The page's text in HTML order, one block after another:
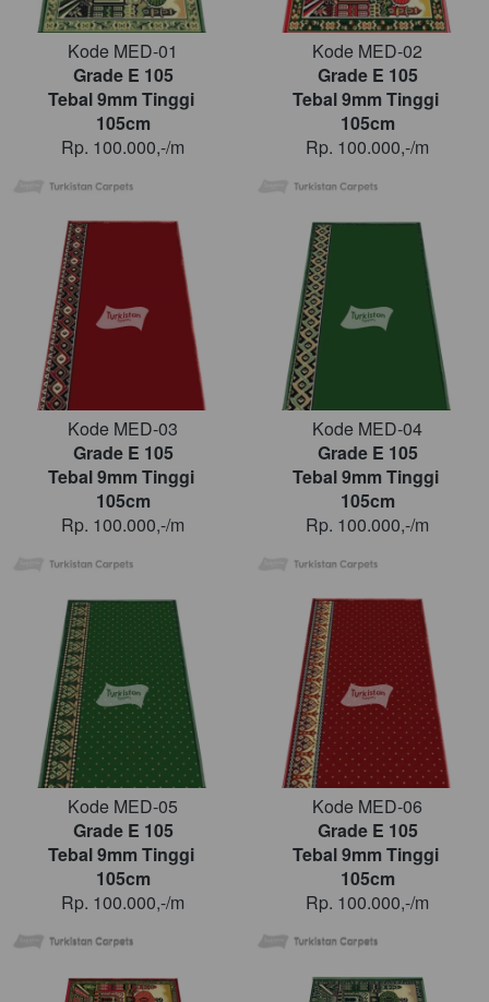
Kode MED-01
Grade E 105
Tebal 9mm Tinggi
105cm
Rp. 100.000,-/m
Kode MED-02
Grade E 105
Tebal 9mm Tinggi
105cm
Rp. 100.000,-/m
Kode MED-03
Grade E 105
Tebal 9mm Tinggi
105cm
Rp. 100.000,-/m
Kode MED-04
Grade E 105
Tebal 9mm Tinggi
105cm
Rp. 100.000,-/m
Kode MED-05
Grade E 105
Tebal 9mm Tinggi
105cm
Rp. 100.000,-/m
Kode MED-06
Grade E 105
Tebal 9mm Tinggi
105cm
Rp. 100.000,-/m